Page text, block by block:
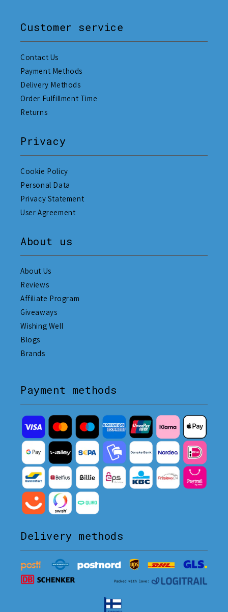
Customer service
Contact Us
Payment Methods
Delivery Methods
Order Fulfillment Time
Returns
Privacy
Cookie Policy
Personal Data
Privacy Statement
User Agreement
About us
About Us
Reviews
Affiliate Program
Giveaways
Wishing Well
Blogs
Brands
Payment methods
Delivery methods